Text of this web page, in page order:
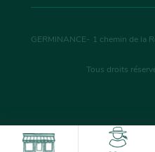
GERMINANCE- 1 chemin de la
Tous droits